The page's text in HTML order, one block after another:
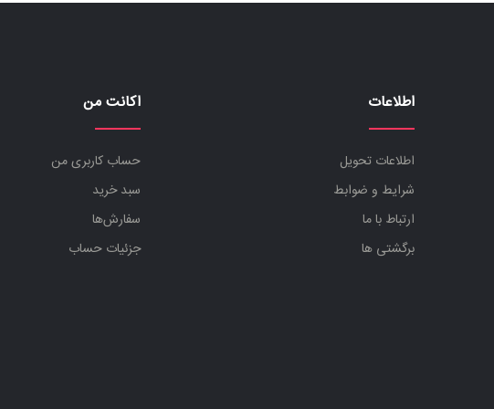
اطلاعات
اطلاعات تحویل
شرایط و ضوابط
ارتباط با ما
برگشتی ها
اکانت من
حساب کاربری من
سبد خرید
سفارش‌ها
جزئیات حساب